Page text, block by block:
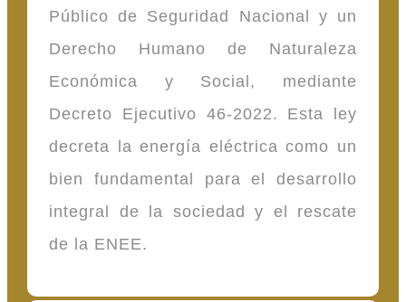
Público de Seguridad Nacional y un
Derecho Humano de Naturaleza
Económica y Social, mediante
Decreto Ejecutivo 46-2022. Esta ley
decreta la energía eléctrica como un
bien fundamental para el desarrollo
integral de la sociedad y el rescate
de la ENEE.